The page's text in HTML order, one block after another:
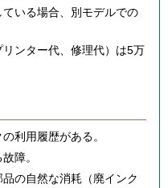
いる場合、別モデルでの
ンター代、修理代）は5万
利用履歴がある。
障。
の自然な消耗（廃インク